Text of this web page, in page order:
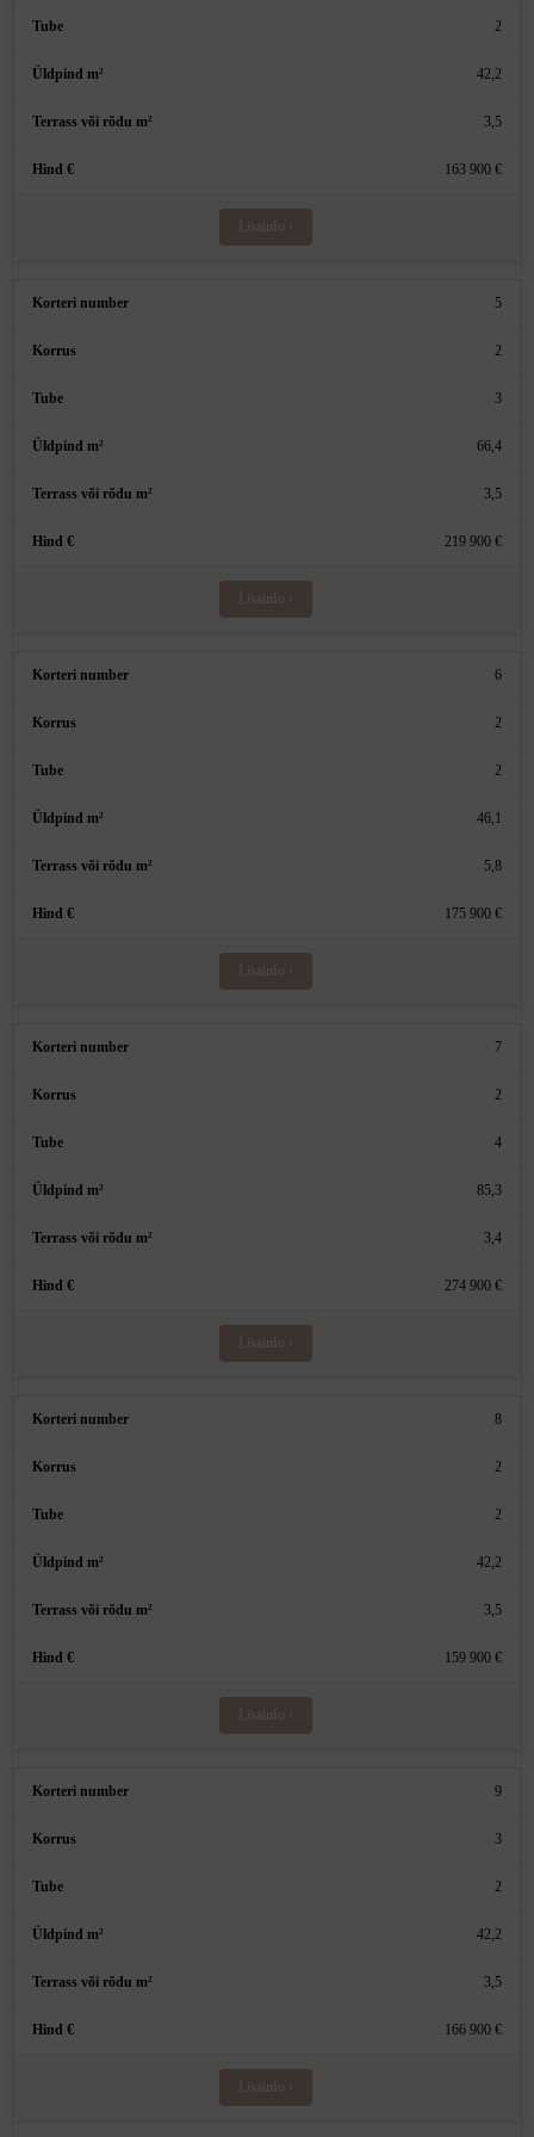
2
42,2
3,5
163 900 €
Lisainfo ›
5
2
3
66,4
3,5
219 900 €
Lisainfo ›
6
2
2
46,1
5,8
175 900 €
Lisainfo ›
7
2
4
85,3
3,4
274 900 €
Lisainfo ›
8
2
2
42,2
3,5
159 900 €
Lisainfo ›
9
3
2
42,2
3,5
166 900 €
Lisainfo ›